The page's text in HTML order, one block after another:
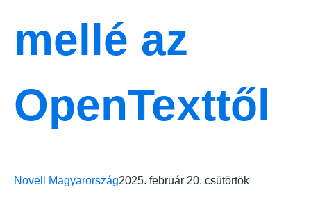
mellé az
OpenTexttől
Novell Magyarország2025. február 20. csütörtök